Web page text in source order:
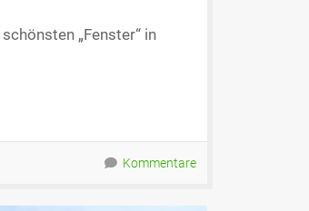
schönsten „Fenster“ in
Kommentare